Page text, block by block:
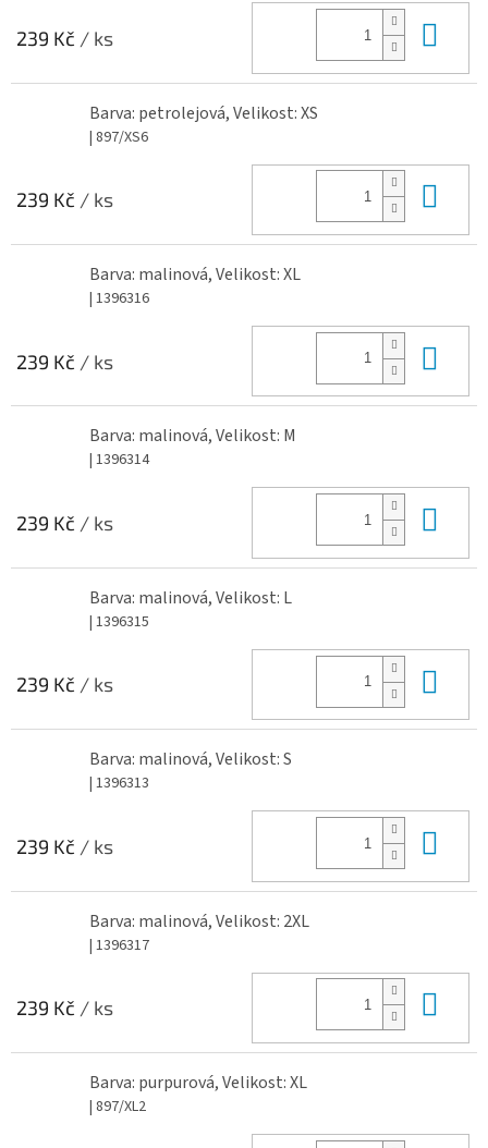
239 Kč / ks
Barva: petrolejová, Velikost: XS
| 897/XS6
239 Kč / ks
Barva: malinová, Velikost: XL
| 1396316
239 Kč / ks
Barva: malinová, Velikost: M
| 1396314
239 Kč / ks
Barva: malinová, Velikost: L
| 1396315
239 Kč / ks
Barva: malinová, Velikost: S
| 1396313
239 Kč / ks
Barva: malinová, Velikost: 2XL
| 1396317
239 Kč / ks
Barva: purpurová, Velikost: XL
| 897/XL2